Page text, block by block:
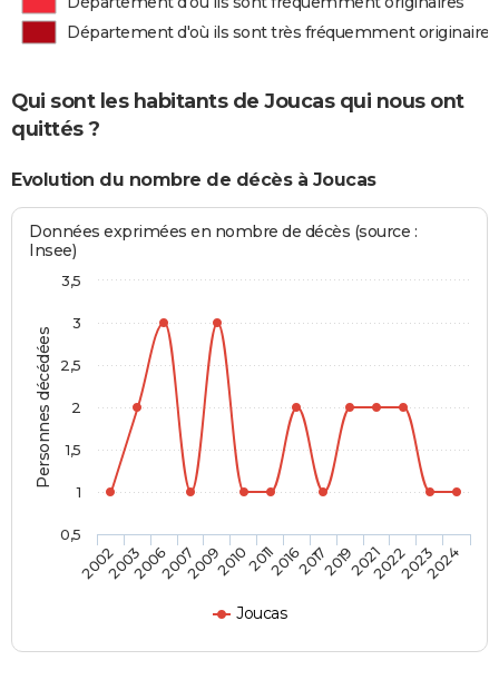
Département d'où ils sont très fréquemment originaires
Qui sont les habitants de Joucas qui nous ont
quittés ?
Evolution du nombre de décès à Joucas
Personnes décédées
Données exprimées en nombre de décès (source :
Insee)
Joucas
20022003200620072009201020112016201720192021202220232024
0,5
1
1,5
2
2,5
3
3,5